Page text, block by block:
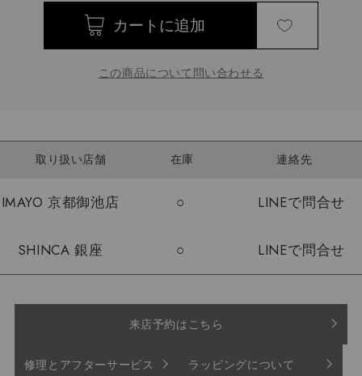
この商品について問い合わせる
取り扱い店舗 在庫 連絡先
IMAYO 京都御池店 ○ LINEで問合せ
SHINCA 銀座 ○ LINEで問合せ
来店予約はこちら
修理とアフターサービス ラッピングについて